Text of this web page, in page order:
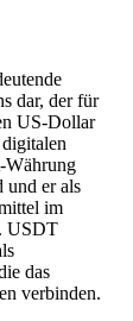
dar, der für
US-Dollar
Währung
und er als
im
USDT
das
verbinden.